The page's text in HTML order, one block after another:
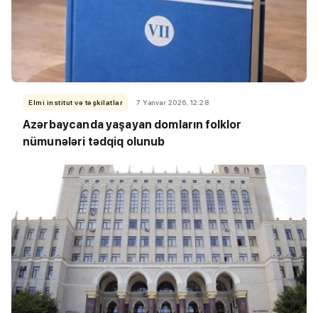
Elmi institut və təşkilatlar 7 Yanvar 2026, 12:28
Azərbaycanda yaşayan domların folklor
nümunələri tədqiq olunub